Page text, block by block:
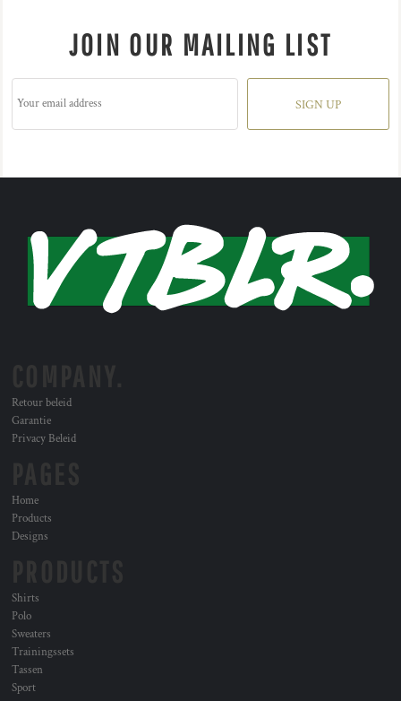
JOIN OUR MAILING LIST
SIGN UP
Retour beleid
Garantie
Privacy Beleid
Home
Products
Designs
Shirts
Polo
Sweaters
Trainingssets
Tassen
Sport